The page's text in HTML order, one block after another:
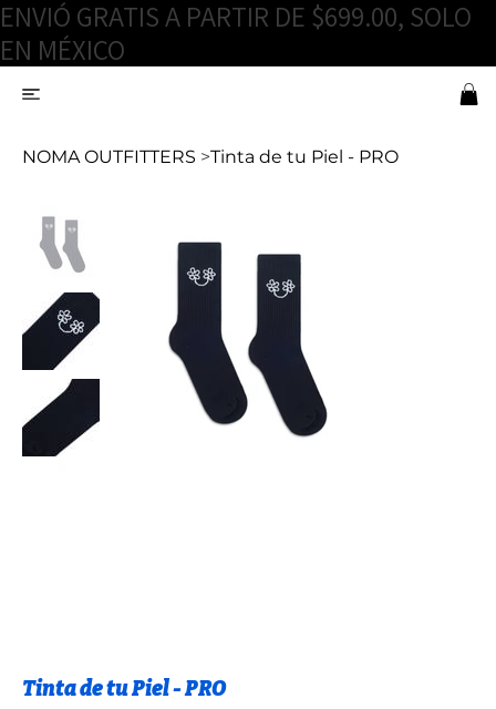
ENVIÓ GRATIS A PARTIR DE $699.00, SOLO
EN MÉXICO
NOMA OUTFITTERS >Tinta de tu Piel - PRO
Tinta de tu Piel - PRO